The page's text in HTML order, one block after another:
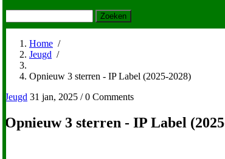
Kruimelpad
Home /
Jeugd /
Opnieuw 3 sterren - IP Label (2025-2028)
Jeugd 31 jan, 2025 /0 Comments
Opnieuw 3 sterren - IP Label